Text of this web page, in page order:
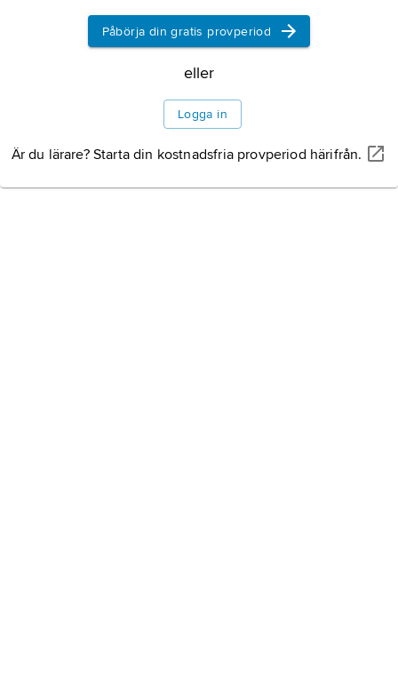
Påbörja din gratis provperiod
eller
Logga in
Är du lärare? Starta din kostnadsfria provperiod härifrån.